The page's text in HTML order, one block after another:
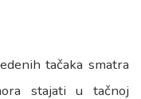
tačaka smatra
stajati u tačnoj